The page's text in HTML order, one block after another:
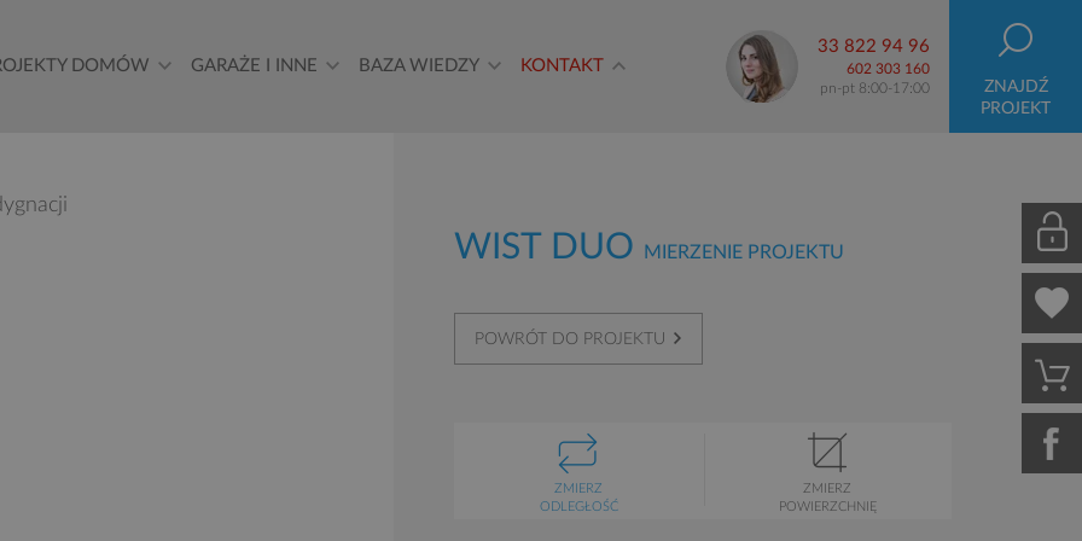
DOMÓW GARAŻE I INNE BAZA WIEDZY KONTAKT
33 822 94 96
602 303 160
pn-pt 8:00-17:00
ZNAJDŹ
PROJEKT
WIST DUO MIERZENIE PROJEKTU
POWRÓT DO PROJEKTU
ZMIERZ
ODLEGŁOŚĆ
ZMIERZ
POWIERZCHNIĘ